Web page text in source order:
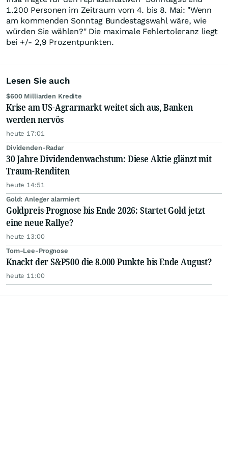
1.200 Personen im Zeitraum vom 4. bis 8. Mai: "Wenn
am kommenden Sonntag Bundestagswahl wäre, wie
würden Sie wählen?" Die maximale Fehlertoleranz liegt
bei +/- 2,9 Prozentpunkten.
Lesen Sie auch
$600 Milliarden Kredite
Krise am US-Agrarmarkt weitet sich aus, Banken
werden nervös
heute 17:01
Dividenden-Radar
30 Jahre Dividendenwachstum: Diese Aktie glänzt mit
Traum-Renditen
heute 14:51
Gold: Anleger alarmiert
Goldpreis-Prognose bis Ende 2026: Startet Gold jetzt
eine neue Rallye?
heute 13:00
Tom-Lee-Prognose
Knackt der S&P500 die 8.000 Punkte bis Ende August?
heute 11:00